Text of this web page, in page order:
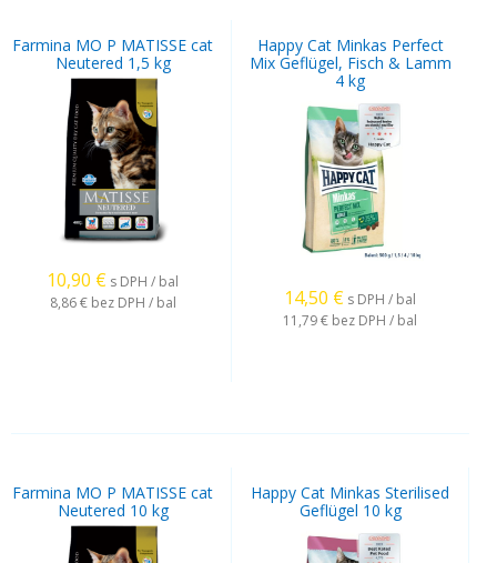
Farmina MO P MATISSE cat
Neutered 1,5 kg
10,90 € s DPH / bal
8,86 € bez DPH / bal
Happy Cat Minkas Perfect
Mix Geflügel, Fisch & Lamm
4 kg
14,50 € s DPH / bal
11,79 € bez DPH / bal
Farmina MO P MATISSE cat
Neutered 10 kg
Happy Cat Minkas Sterilised
Geflügel 10 kg